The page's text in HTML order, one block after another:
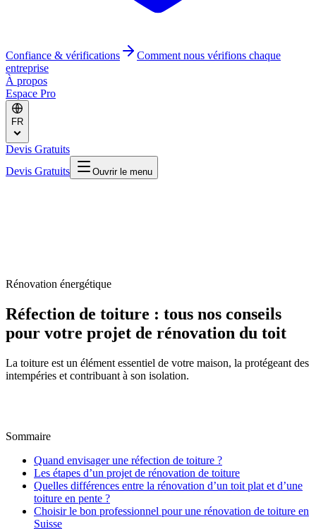
Confiance & vérifications
Comment nous vérifions chaque
entreprise
À propos
Espace Pro
FR
Devis Gratuits
Devis Gratuits
Ouvrir le menu
rénovation du toit
Rénovation énergétique
Réfection de toiture : tous nos conseils
pour votre projet de rénovation du toit
La toiture est un élément essentiel de votre maison, la protégeant des
intempéries et contribuant à son isolation.
Sommaire
Quand envisager une réfection de toiture ?
Les étapes d’un projet de rénovation de toiture
Quelles différences entre la rénovation d’un toit plat et d’une
toiture en pente ?
Choisir le bon professionnel pour une rénovation de toiture en
Suisse